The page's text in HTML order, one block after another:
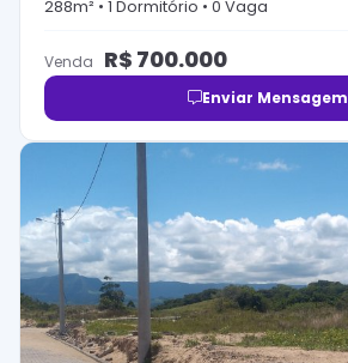
288m² • 1 Dormitório • 0 Vaga
Venda R$ 700.000
Enviar Mensagem